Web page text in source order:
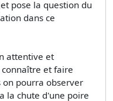
pose la question du
dans ce
attentive et
et faire
on pourra observer
la chute d'une poire